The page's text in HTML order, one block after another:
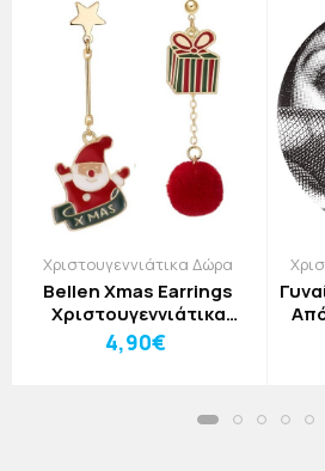
Χριστουγεννιάτικα Δώρα
Bellen Xmas Earrings
Χριστουγεννιάτικα
Σκουλαρίκια
Χιονονυφάδα
4,90€